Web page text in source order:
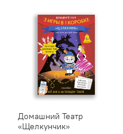
Домашний Театр
«Щелкунчик»